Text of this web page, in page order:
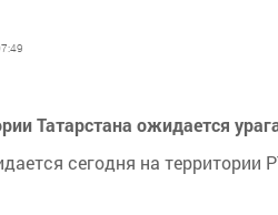
Татарстана ожидается
сегодня на